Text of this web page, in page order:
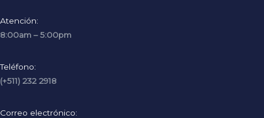
Atención:
8:00am – 5:00pm
Teléfono:
(+511) 232 2918
Correo electrónico: